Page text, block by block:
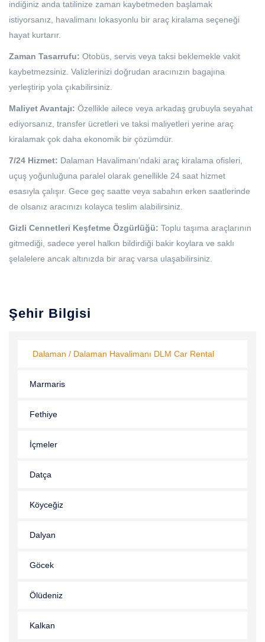
indiğiniz anda tatilinize zaman kaybetmeden başlamak
istiyorsanız, havalimanı lokasyonlu bir araç kiralama seçeneği
hayat kurtarır.
Zaman Tasarrufu: Otobüs, servis veya taksi beklemekle vakit
kaybetmezsiniz. Valizlerinizi doğrudan aracınızın bagajına
yerleştirip yola çıkabilirsiniz.
Maliyet Avantajı: Özellikle ailece veya arkadaş grubuyla seyahat
ediyorsanız, transfer ücretleri ve taksi maliyetleri yerine araç
kiralamak çok daha ekonomik bir çözümdür.
7/24 Hizmet: Dalaman Havalimanı’ndaki araç kiralama ofisleri,
uçuş yoğunluğuna paralel olarak genellikle 24 saat hizmet
esasıyla çalışır. Gece geç saatte veya sabahın erken saatlerinde
de olsanız aracınızı kolayca teslim alabilirsiniz.
Gizli Cennetleri Keşfetme Özgürlüğü: Toplu taşıma araçlarının
gitmediği, sadece yerel halkın bildirdiği bakir koylara ve saklı
şelalelere ancak altınızda bir araç varsa ulaşabilirsiniz.
Şehir Bilgisi
Dalaman / Dalaman Havalimanı DLM Car Rental
Marmaris
Fethiye
İçmeler
Datça
Köyceğiz
Dalyan
Göcek
Ölüdeniz
Kalkan